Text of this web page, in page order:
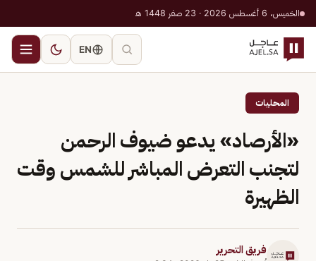
الخميس، 6 أغسطس 2026 · 23 صفر 1448 هـ
EN
المحليات
«الأرصاد» يدعو ضيوف الرحمن
لتجنب التعرض المباشر للشمس وقت
الظهيرة
فريق التحرير